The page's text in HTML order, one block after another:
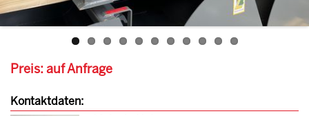
Preis: auf Anfrage
Kontaktdaten: